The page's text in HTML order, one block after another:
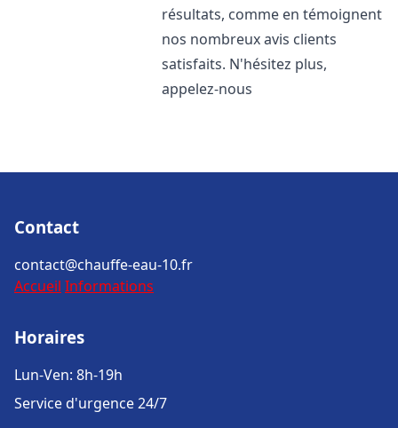
résultats, comme en témoignent
nos nombreux avis clients
satisfaits. N'hésitez plus,
appelez-nous
Contact
contact@chauffe-eau-10.fr
Accueil Informations
Horaires
Lun-Ven: 8h-19h
Service d'urgence 24/7